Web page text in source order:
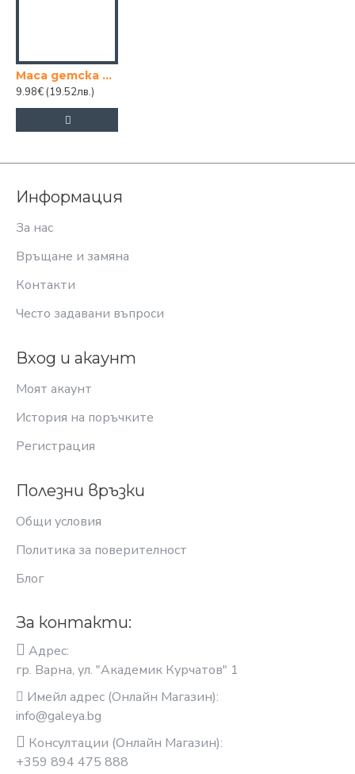
Маса детска от ПВЦ материал 44 см- квадратна
9.98€ (19.52лв.)
Информация
За нас
Връщане и замяна
Контакти
Често задавани въпроси
Вход и акаунт
Моят акаунт
История на поръчките
Регистрация
Полезни връзки
Общи условия
Политика за поверителност
Блог
За контакти:
Адрес:
гр. Варна, ул. "Академик Курчатов" 1
Имейл адрес (Онлайн Магазин):
info@galeya.bg
Консултации (Онлайн Магазин):
+359 894 475 888